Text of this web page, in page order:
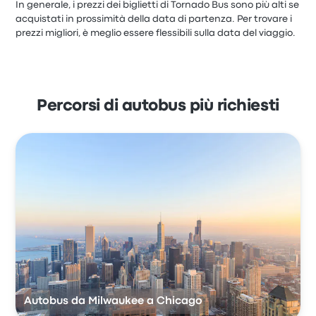
In generale, i prezzi dei biglietti di Tornado Bus sono più alti se
acquistati in prossimità della data di partenza. Per trovare i
prezzi migliori, è meglio essere flessibili sulla data del viaggio.
Percorsi di autobus più richiesti
Autobus da Milwaukee a Chicago